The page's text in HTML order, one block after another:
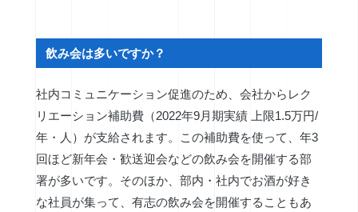
飲み会は多いですか？
社内コミュニケーション促進のため、会社からレク
リエーション補助費（2022年9月期実績 上限1.5万円/
年・人）が支給されます。この補助費を使って、年3
回ほど新年会・歓送迎会などの飲み会を開催する部
署が多いです。そのほか、部内・社内でお酒が好き
な社員が集って、有志の飲み会を開催することもあ